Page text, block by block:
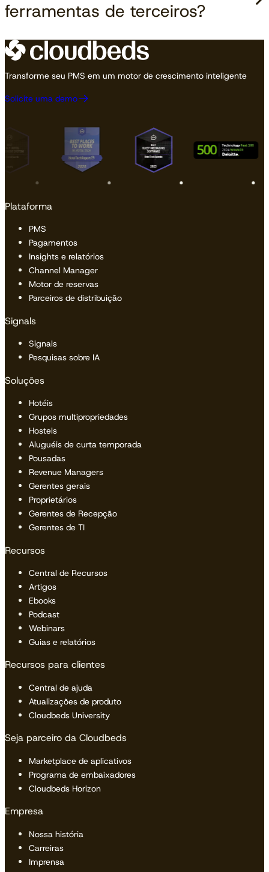
ferramentas de terceiros?
Transforme seu PMS em um motor de crescimento inteligente
Solicite uma demo
Plataforma
PMS
Pagamentos
Insights e relatórios
Channel Manager
Motor de reservas
Parceiros de distribuição
Signals
Signals
Pesquisas sobre IA
Soluções
Hotéis
Grupos multipropriedades
Hostels
Aluguéis de curta temporada
Pousadas
Revenue Managers
Gerentes gerais
Proprietários
Gerentes de Recepção
Gerentes de TI
Recursos
Central de Recursos
Artigos
Ebooks
Podcast
Webinars
Guias e relatórios
Recursos para clientes
Central de ajuda
Atualizações de produto
Cloudbeds University
Seja parceiro da Cloudbeds
Marketplace de aplicativos
Programa de embaixadores
Cloudbeds Horizon
Empresa
Nossa história
Carreiras
Imprensa